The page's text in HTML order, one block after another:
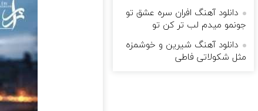
دانلود آهنگ افران سره عشق تو
جونمو میدم لب تر کن تو
دانلود آهنگ شیرین و خوشمزه
مثل شکولاتی فاطی